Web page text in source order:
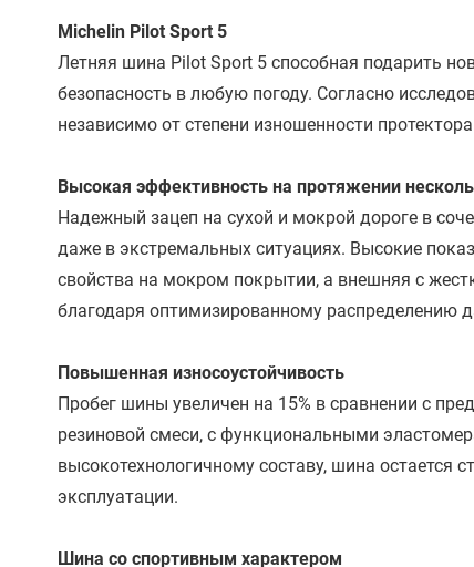
Michelin Pilot Sport 5
Летняя шина Pilot Sport 5 способная подарить
безопасность в любую погоду. Согласно
независимо от степени изношенности
Высокая эффективность на протяжении
Надежный зацеп на сухой и мокрой дороге в
даже в экстремальных ситуациях. Высокие
свойства на мокром покрытии, а внешняя с
благодаря оптимизированному распределению
Повышенная износоустойчивость
Пробег шины увеличен на 15% в сравнении с
резиновой смеси, с функциональными
высокотехнологичному составу, шина остается
эксплуатации.
Шина со спортивным характером